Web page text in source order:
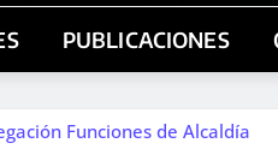
PUBLICACIONES
Funciones de Alcaldía